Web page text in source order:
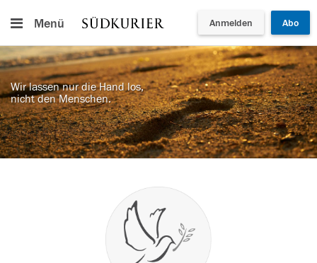
Menü Anmelden Abo
Wir lassen nur die Hand los,
nicht den Menschen.